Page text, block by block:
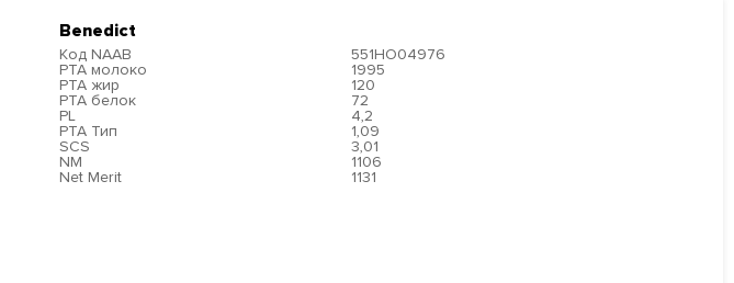
Benedict
Код NAAB
551HO04976
PTA молоко
1995
PTA жир
120
PTA белок
72
PL
4,2
PTA Тип
1,09
SCS
3,01
NM
1106
Net Merit
1131